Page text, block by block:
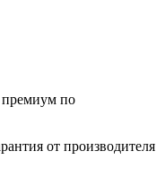
премиум по
от производителя